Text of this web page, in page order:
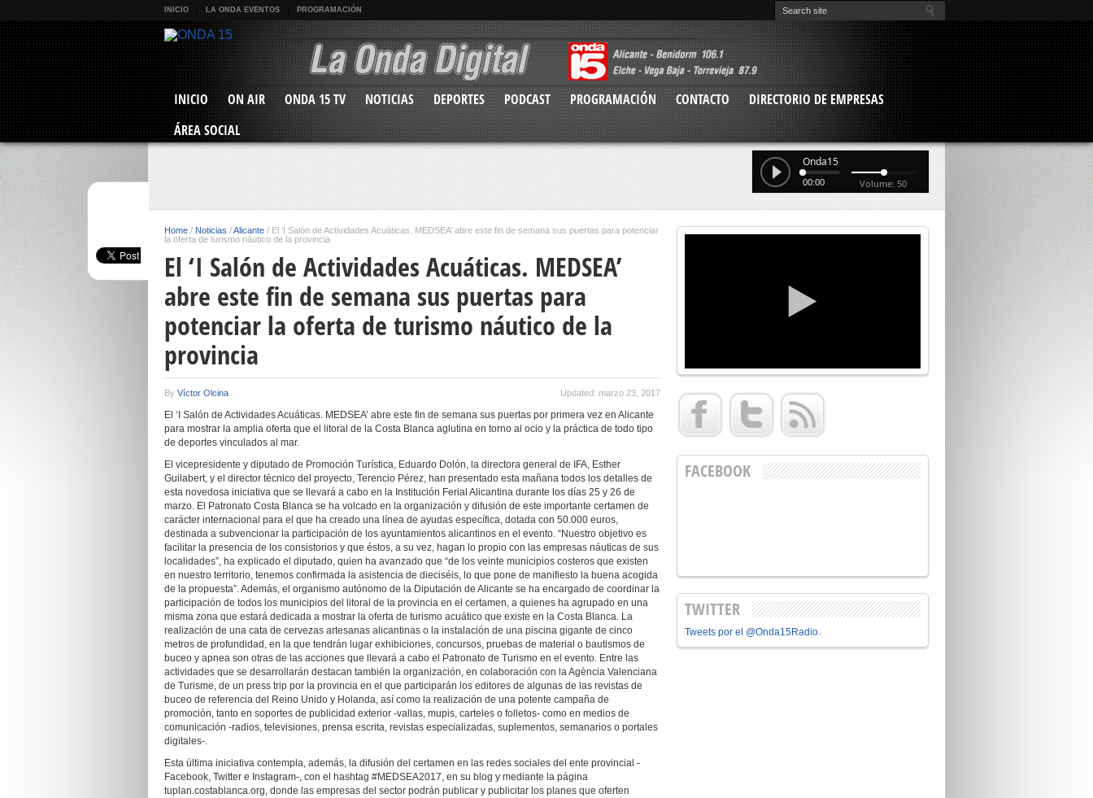
INICIO LA ONDA EVENTOS PROGRAMACIÓN
INICIO ON AIR ONDA 15 TV NOTICIAS DEPORTES PODCAST PROGRAMACIÓN CONTACTO
DIRECTORIO DE EMPRESAS
ÁREA SOCIAL
Onda15
00:00 Volume: 50
Home / Noticias /Alicante / El ‘I Salón de Actividades Acuáticas. MEDSEA’ abre este fin de semana sus puertas para potenciar
la oferta de turismo náutico de la provincia
El ‘I Salón de Actividades Acuáticas. MEDSEA’
abre este fin de semana sus puertas para
potenciar la oferta de turismo náutico de la
provincia
By Víctor Olcina Updated: marzo 23, 2017
El ‘I Salón de Actividades Acuáticas. MEDSEA’ abre este fin de semana sus puertas por primera vez en Alicante
para mostrar la amplia oferta que el litoral de la Costa Blanca aglutina en torno al ocio y la práctica de todo tipo
de deportes vinculados al mar.
El vicepresidente y diputado de Promoción Turística, Eduardo Dolón, la directora general de IFA, Esther
Guilabert, y el director técnico del proyecto, Terencio Pérez, han presentado esta mañana todos los detalles de
esta novedosa iniciativa que se llevará a cabo en la Institución Ferial Alicantina durante los días 25 y 26 de
marzo. El Patronato Costa Blanca se ha volcado en la organización y difusión de este importante certamen de
carácter internacional para el que ha creado una línea de ayudas específica, dotada con 50.000 euros,
destinada a subvencionar la participación de los ayuntamientos alicantinos en el evento. “Nuestro objetivo es
facilitar la presencia de los consistorios y que éstos, a su vez, hagan lo propio con las empresas náuticas de sus
localidades”, ha explicado el diputado, quien ha avanzado que “de los veinte municipios costeros que existen
en nuestro territorio, tenemos confirmada la asistencia de dieciséis, lo que pone de manifiesto la buena acogida
de la propuesta”. Además, el organismo autónomo de la Diputación de Alicante se ha encargado de coordinar la
participación de todos los municipios del litoral de la provincia en el certamen, a quienes ha agrupado en una
misma zona que estará dedicada a mostrar la oferta de turismo acuático que existe en la Costa Blanca. La
realización de una cata de cervezas artesanas alicantinas o la instalación de una piscina gigante de cinco
metros de profundidad, en la que tendrán lugar exhibiciones, concursos, pruebas de material o bautismos de
buceo y apnea son otras de las acciones que llevará a cabo el Patronato de Turismo en el evento. Entre las
actividades que se desarrollarán destacan también la organización, en colaboración con la Agència Valenciana
de Turisme, de un press trip por la provincia en el que participarán los editores de algunas de las revistas de
buceo de referencia del Reino Unido y Holanda, así como la realización de una potente campaña de
promoción, tanto en soportes de publicidad exterior -vallas, mupis, carteles o folletos- como en medios de
comunicación -radios, televisiones, prensa escrita, revistas especializadas, suplementos, semanarios o portales
digitales-.
Esta última iniciativa contempla, además, la difusión del certamen en las redes sociales del ente provincial -
Facebook, Twitter e Instagram-, con el hashtag #MEDSEA2017, en su blog y mediante la página
tuplan.costablanca.org, donde las empresas del sector podrán publicar y publicitar los planes que oferten
FACEBOOK
TWITTER
Tweets por el @Onda15Radio.